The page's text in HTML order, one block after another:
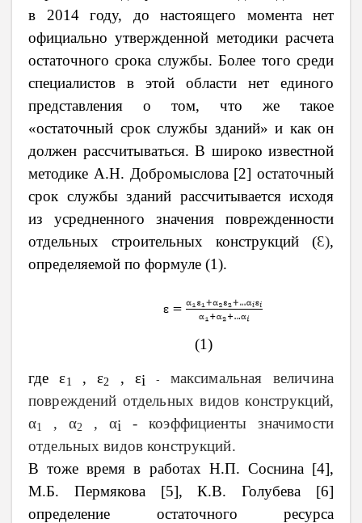
в 2014 году, до настоящего момента нет
официально утвержденной методики расчета
остаточного срока службы. Более того среди
специалистов в этой области нет единого
представления о том, что же такое
«остаточный срок службы зданий» и как он
должен рассчитываться. В широко известной
методике А.Н. Добромыслова [2] остаточный
срок службы зданий рассчитывается исходя
из усредненного значения поврежденности
отдельных строительных конструкций (Ɛ),
определяемой по формуле (1).
(1)
где ɛ1 , ɛ2 , ɛi - максимальная величина
повреждений отдельных видов конструкций,
α1 , α2 , αi - коэффициенты значимости
отдельных видов конструкций.
В тоже время в работах Н.П. Соснина [4],
М.Б. Пермякова [5], К.В. Голубева [6]
определение остаточного ресурса